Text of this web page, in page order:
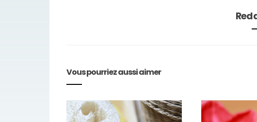
Vous pourriez aussi aimer